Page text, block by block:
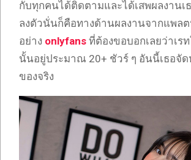
กับทุกคนได้ติดตามและได้เสพผลงานเ
ลงตัวนั่นก็คือทางด้านผลงานจากแพล
อย่าง onlyfans ที่ต้องขอบอกเลยว่าเร
นั้นอยู่ประมาณ 20+ ชัวร์ ๆ อันนี้เธอจั
ของจริง